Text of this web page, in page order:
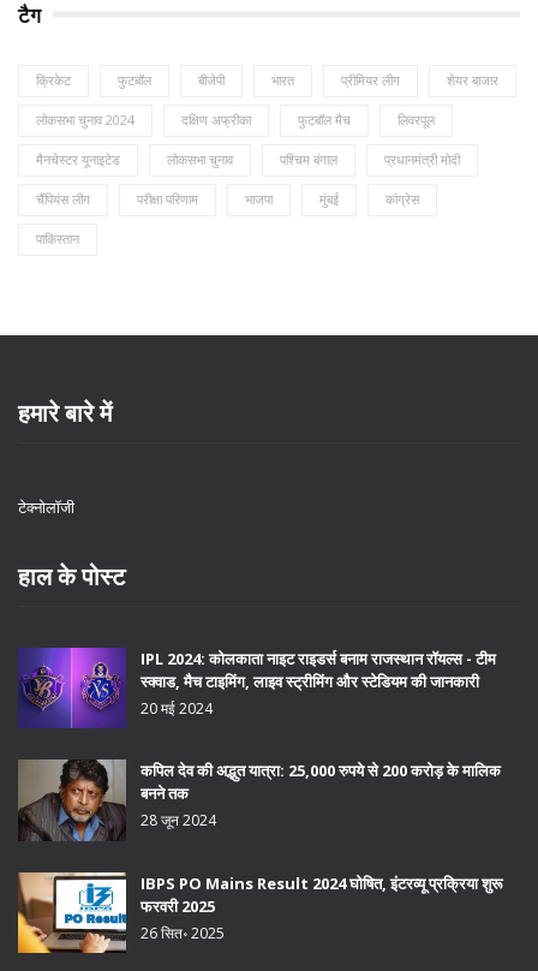
टैग
क्रिकेट फुटबॉल बीजेपी भारत प्रीमियर लीग शेयर बाजार
लोकसभा चुनाव 2024 दक्षिण अफ्रीका फुटबॉल मैच लिवरपूल
मैनचेस्टर यूनाइटेड लोकसभा चुनाव पश्चिम बंगाल प्रधानमंत्री मोदी
चैंपियंस लीग परीक्षा परिणाम भाजपा मुंबई कांग्रेस
पाकिस्तान
हमारे बारे में
टेक्नोलॉजी
हाल के पोस्ट
IPL 2024: कोलकाता नाइट राइडर्स बनाम राजस्थान रॉयल्स - टीम
स्क्वाड, मैच टाइमिंग, लाइव स्ट्रीमिंग और स्टेडियम की जानकारी
20 मई 2024
कपिल देव की अद्भुत यात्रा: 25,000 रुपये से 200 करोड़ के मालिक
बनने तक
28 जून 2024
IBPS PO Mains Result 2024 घोषित, इंटरव्यू प्रक्रिया शुरू
फरवरी 2025
26 सित॰ 2025